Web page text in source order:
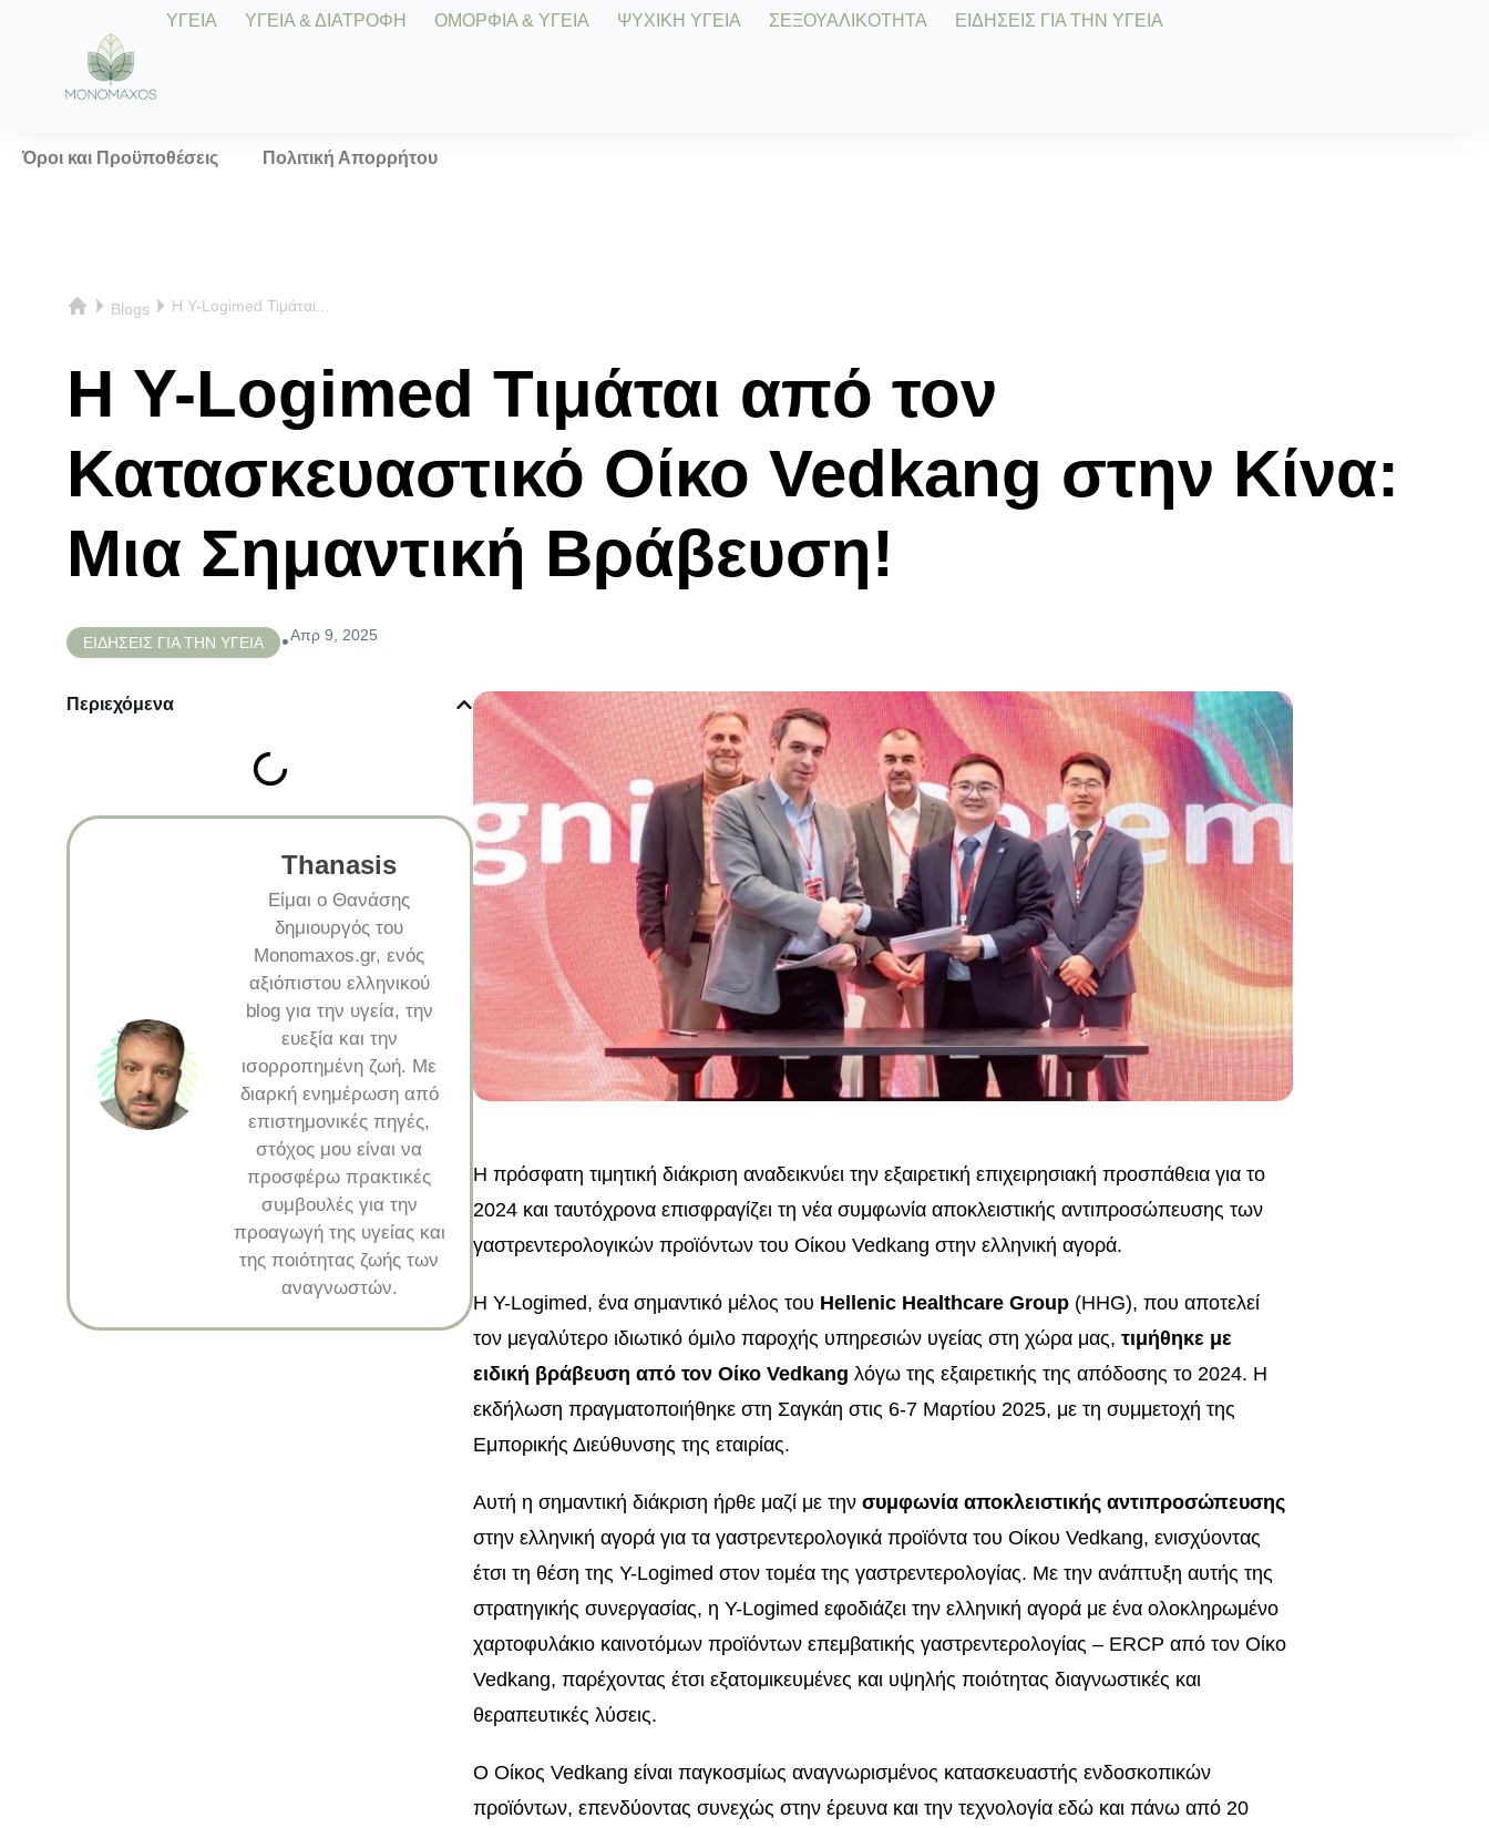
ΥΓΕΙΑ ΥΓΕΙΑ & ΔΙΑΤΡΟΦΗ ΟΜΟΡΦΙΑ & ΥΓΕΙΑ ΨΥΧΙΚΗ ΥΓΕΙΑ ΣΕΞΟΥΑΛΙΚΟΤΗΤΑ ΕΙΔΗΣΕΙΣ ΓΙΑ ΤΗΝ ΥΓΕΙΑ
Όροι και Προϋποθέσεις Πολιτική Απορρήτου
Blogs Η Y-Logimed Τιμάται...
Η Y-Logimed Τιμάται από τον
Κατασκευαστικό Οίκο Vedkang στην Κίνα:
Μια Σημαντική Βράβευση!
ΕΙΔΗΣΕΙΣ ΓΙΑ ΤΗΝ ΥΓΕΙΑ •Απρ 9, 2025
Περιεχόμενα
Thanasis
Είμαι ο Θανάσης
δημιουργός του
Monomaxos.gr, ενός
αξιόπιστου ελληνικού
blog για την υγεία, την
ευεξία και την
ισορροπημένη ζωή. Με
διαρκή ενημέρωση από
επιστημονικές πηγές,
στόχος μου είναι να
προσφέρω πρακτικές
συμβουλές για την
προαγωγή της υγείας και
της ποιότητας ζωής των
αναγνωστών.
Η πρόσφατη τιμητική διάκριση αναδεικνύει την εξαιρετική επιχειρησιακή προσπάθεια για το
2024 και ταυτόχρονα επισφραγίζει τη νέα συμφωνία αποκλειστικής αντιπροσώπευσης των
γαστρεντερολογικών προϊόντων του Οίκου Vedkang στην ελληνική αγορά.
Η Y-Logimed, ένα σημαντικό μέλος του Hellenic Healthcare Group (HHG), που αποτελεί
τον μεγαλύτερο ιδιωτικό όμιλο παροχής υπηρεσιών υγείας στη χώρα μας,τιμήθηκε με
ειδική βράβευση από τον Οίκο Vedkang λόγω της εξαιρετικής της απόδοσης το 2024. Η
εκδήλωση πραγματοποιήθηκε στη Σαγκάη στις 6-7 Μαρτίου 2025, με τη συμμετοχή της
Εμπορικής Διεύθυνσης της εταιρίας.
Αυτή η σημαντική διάκριση ήρθε μαζί με τηνσυμφωνία αποκλειστικής αντιπροσώπευσης
στην ελληνική αγορά για τα γαστρεντερολογικά προϊόντα του Οίκου Vedkang, ενισχύοντας
έτσι τη θέση της Y-Logimed στον τομέα της γαστρεντερολογίας. Με την ανάπτυξη αυτής της
στρατηγικής συνεργασίας, η Y-Logimed εφοδιάζει την ελληνική αγορά με ένα ολοκληρωμένο
χαρτοφυλάκιο καινοτόμων προϊόντων επεμβατικής γαστρεντερολογίας – ERCP από τον Οίκο
Vedkang, παρέχοντας έτσι εξατομικευμένες και υψηλής ποιότητας διαγνωστικές και
θεραπευτικές λύσεις.
Ο Οίκος Vedkang είναι παγκοσμίως αναγνωρισμένος κατασκευαστής ενδοσκοπικών
προϊόντων, επενδύοντας συνεχώς στην έρευνα και την τεχνολογία εδώ και πάνω από 20